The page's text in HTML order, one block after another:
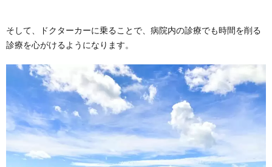
そして、ドクターカーに乗ることで、病院内の診療でも時間を削る
診療を心がけるようになります。